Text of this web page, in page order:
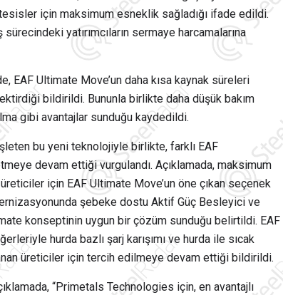
için maksimum esneklik sağladığı ifade edildi.
yatırımcıların sermaye harcamalarına
EAF Ultimate Move’un daha kısa kaynak süreleri
bildirildi. Bununla birlikte daha düşük bakım
gibi avantajlar sunduğu kaydedildi.
bu yeni teknolojiyle birlikte, farklı EAF
devam ettiği vurgulandı. Açıklamada, maksimum
için EAF Ultimate Move’un öne çıkan seçenek
şebeke dostu Aktif Güç Besleyici ve
konseptinin uygun bir çözüm sunduğu belirtildi. EAF
hurda bazlı şarj karışımı ve hurda ile sıcak
üreticiler için tercih edilmeye devam ettiği bildirildi.
“Primetals Technologies için, en avantajlı